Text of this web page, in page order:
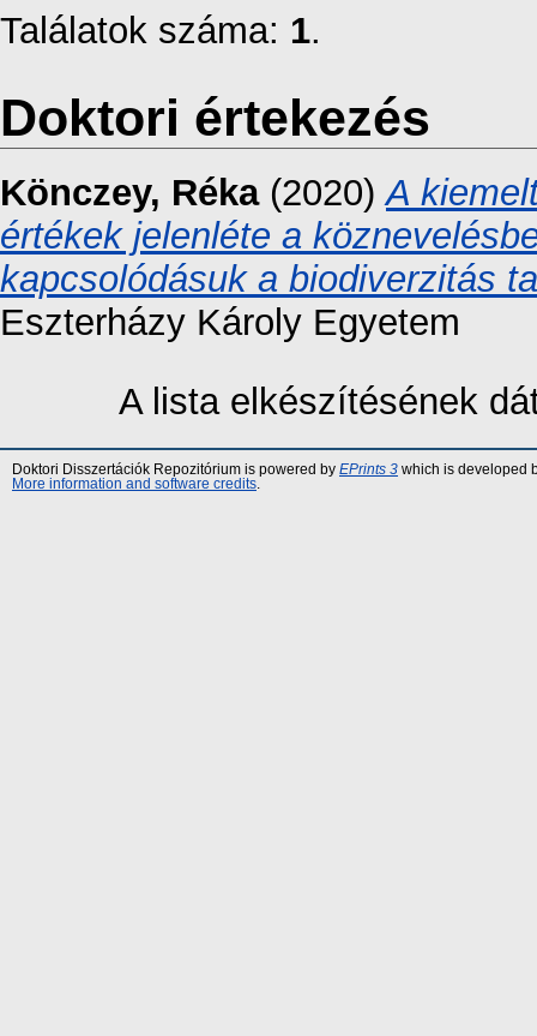
Találatok száma: 1.
Doktori értekezés
Könczey, Réka(2020)A
értékek jelenléte a
kapcsolódásuk a biodiverzitás
Eszterházy Károly Egyetem
A lista elkészítésének
Doktori Disszertációk Repozitórium is powered by EPrints 3 which is developed
More information and software credits